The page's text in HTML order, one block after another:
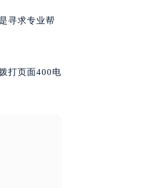
寻求专业帮
打页面400电